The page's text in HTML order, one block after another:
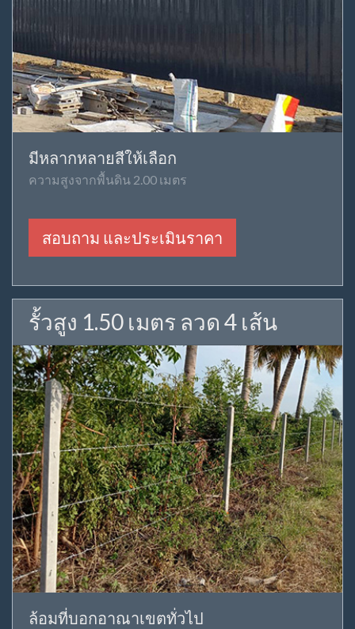
มีหลากหลายสีให้เลือก
ความสูงจากพื้นดิน 2.00 เมตร
สอบถาม และประเมินราคา
รั้วสูง 1.50 เมตร ลวด 4 เส้น
ล้อมที่บอกอาณาเขตทั่วไป